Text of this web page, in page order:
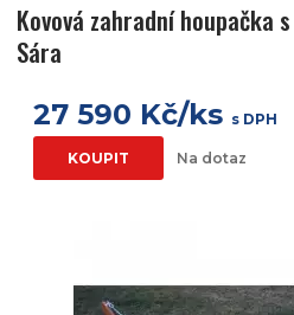
Kovová zahradní houpačka
Sára
27 590 Kč/ks s DPH
KOUPIT Na dotaz